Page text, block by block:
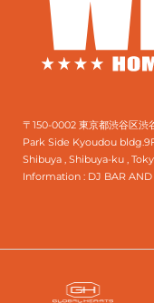
〒150-0002 東京都渋谷区渋
Park Side Kyoudou
Shibuya , Shibuya-ku ,
Information : DJ BAR